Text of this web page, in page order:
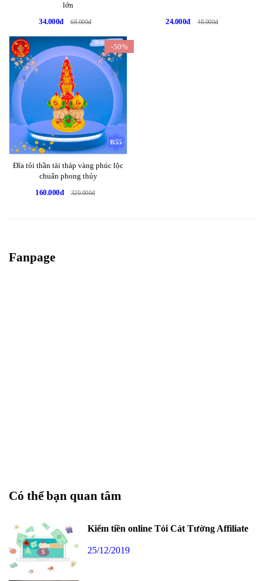
lớn
34.000đ
68.000đ 24.000đ 48.000đ
-50%
Đĩa tỏi thần tài tháp vàng phúc lộc
chuẩn phong thủy
160.000đ
320.000đ
Fanpage
Có thể bạn quan tâm
Kiếm tiền online Tỏi Cát Tường Affiliate
25/12/2019